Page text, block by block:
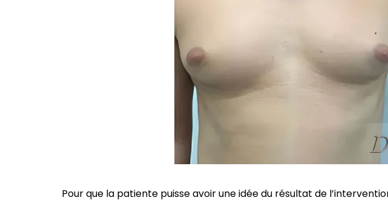
Pour que la patiente puisse avoir une idée du résultat de